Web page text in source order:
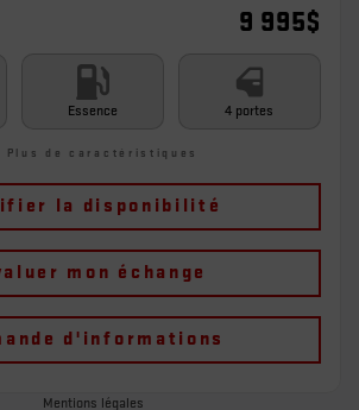
9 995$
Essence 4 portes
Plus de caractéristiques
la disponibilité
mon échange
d'informations
Mentions légales